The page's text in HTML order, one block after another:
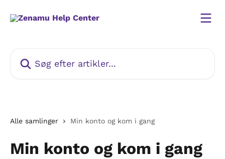
Alle samlinger Min konto og kom i gang
Min konto og kom i gang